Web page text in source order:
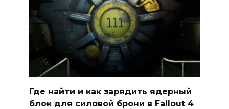
Где найти и как зарядить ядерный
блок для силовой брони в Fallout 4